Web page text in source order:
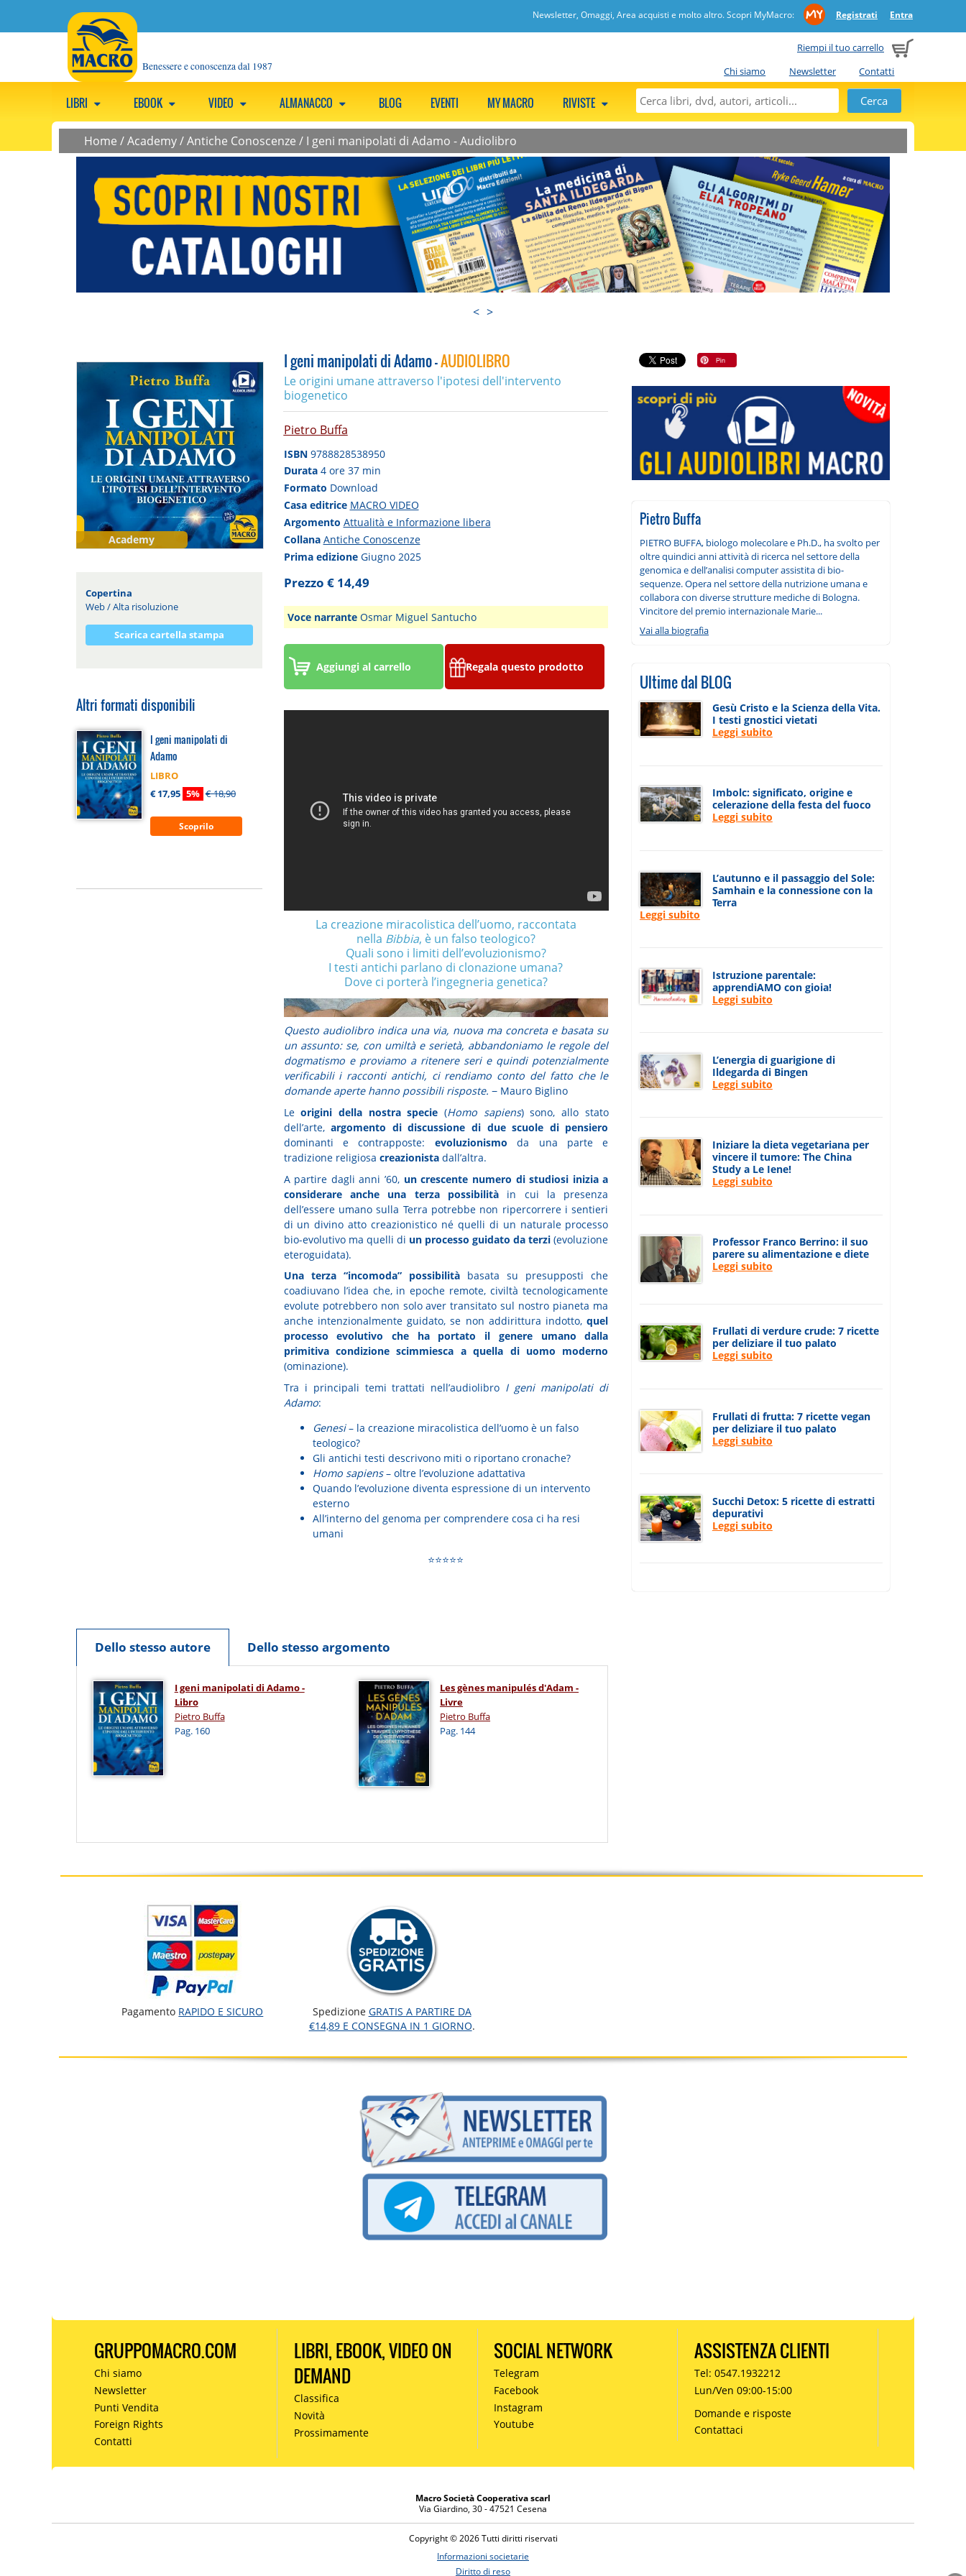
Newsletter, Omaggi, Area acquisti e molto altro. Scopri MyMacro: Registrati Entra
Riempi il tuo carrello
Chi siamo
Newsletter Contatti
Benessere e conoscenza dal 1987
LIBRI EBOOK VIDEO ALMANACCO BLOG EVENTI MY MACRO RIVISTE
Home /Academy/Antiche Conoscenze / I geni manipolati di Adamo - Audiolibro
< >
Academy
Copertina
Web/Alta risoluzione
Scarica cartella stampa
Altri formati disponibili
I geni manipolati di
Adamo
LIBRO
€ 17,95 5% € 18,90
Scoprilo
I geni manipolati di Adamo -AUDIOLIBRO
Le origini umane attraverso l'ipotesi dell'intervento
biogenetico
Pietro Buffa
ISBN 9788828538950
Durata 4 ore 37 min
Formato Download
Casa editrice MACRO VIDEO
Argomento Attualità e Informazione libera
Collana Antiche Conoscenze
Prima edizione Giugno 2025
Prezzo € 14,49
Voce narranteOsmar Miguel Santucho
Aggiungi al carrello Regala questo prodotto
La creazione miracolistica dell’uomo, raccontata
nella Bibbia, è un falso teologico?
Quali sono i limiti dell’evoluzionismo?
I testi antichi parlano di clonazione umana?
Dove ci porterà l’ingegneria genetica?
Questo audiolibro indica una via, nuova ma concreta e basata su
un assunto: se, con umiltà e serietà, abbandoniamo le regole del
dogmatismo e proviamo a ritenere seri e quindi potenzialmente
verificabili i racconti antichi, ci rendiamo conto del fatto che le
domande aperte hanno possibili risposte. − Mauro Biglino
Leorigini della nostra specie (Homo sapiens) sono, allo stato
dell’arte,argomento di discussione di due scuole di pensiero
dominanti e contrapposte: evoluzionismo da una parte e
tradizione religiosa creazionistadall’altra.
A partire dagli anni ’60, un crescente numero di studiosi inizia a
considerare anche una terza possibilità in cui la presenza
dell’essere umano sulla Terra potrebbe non ripercorrere i sentieri
di un divino atto creazionistico né quelli di un naturale processo
bio-evolutivo ma quelli di un processo guidato da terzi (evoluzione
eteroguidata).
Una terza “incomoda” possibilitàbasata su presupposti che
coadiuvano l’idea che, in epoche remote, civiltà tecnologicamente
evolute potrebbero non solo aver transitato sul nostro pianeta ma
anche intenzionalmente guidato, se non addirittura indotto,quel
processo evolutivo che ha portato il genere umano dalla
primitiva condizione scimmiesca a quella di uomo moderno
(ominazione).
Tra i principali temi trattati nell’audiolibro I geni manipolati di
Adamo:
Genesi– la creazione miracolistica dell’uomo è un falso
teologico?
Gli antichi testi descrivono miti o riportano cronache?
Homo sapiens– oltre l’evoluzione adattativa
Quando l’evoluzione diventa espressione di un intervento
esterno
All’interno del genoma per comprendere cosa ci ha resi
umani
⭐⭐⭐⭐⭐
Dello stesso autore Dello stesso argomento
I geni manipolati di Adamo -
Libro
Pietro Buffa
Pag. 160
Les gènes manipulés d'Adam -
Livre
Pietro Buffa
Pag. 144
Pietro Buffa
PIETRO BUFFA, biologo molecolare e Ph.D., ha svolto per
oltre quindici anni attività di ricerca nel settore della
genomica e dell’analisi computer assistita di bio-
sequenze. Opera nel settore della nutrizione umana e
collabora con diverse strutture mediche di Bologna.
Vincitore del premio internazionale Marie...
Vai alla biografia
Ultime dal BLOG
Gesù Cristo e la Scienza della Vita.
I testi gnostici vietati
Leggi subito
Imbolc: significato, origine e
celerazione della festa del fuoco
Leggi subito
L’autunno e il passaggio del Sole:
Samhain e la connessione con la
Terra
Leggi subito
Istruzione parentale:
apprendiAMO con gioia!
Leggi subito
L’energia di guarigione di
Ildegarda di Bingen
Leggi subito
Iniziare la dieta vegetariana per
vincere il tumore: The China
Study a Le Iene!
Leggi subito
Professor Franco Berrino: il suo
parere su alimentazione e diete
Leggi subito
Frullati di verdure crude: 7 ricette
per deliziare il tuo palato
Leggi subito
Frullati di frutta: 7 ricette vegan
per deliziare il tuo palato
Leggi subito
Succhi Detox: 5 ricette di estratti
depurativi
Leggi subito
Pagamento RAPIDO E SICURO Spedizione GRATIS A PARTIRE DA
€14,89 E CONSEGNA IN 1 GIORNO.
GRUPPOMACRO.COM
Chi siamo
Newsletter
Punti Vendita
Foreign Rights
Contatti
LIBRI, EBOOK, VIDEO ON
DEMAND
Classifica
Novità
Prossimamente
SOCIAL NETWORK
Telegram
Facebook
Instagram
Youtube
ASSISTENZA CLIENTI
Tel: 0547.1932212
Lun/Ven 09:00-15:00
Domande e risposte
Contattaci
Macro Società Cooperativa scarl
Via Giardino, 30 - 47521 Cesena
Copyright © 2026 Tutti diritti riservati
Informazioni societarie
Diritto di reso